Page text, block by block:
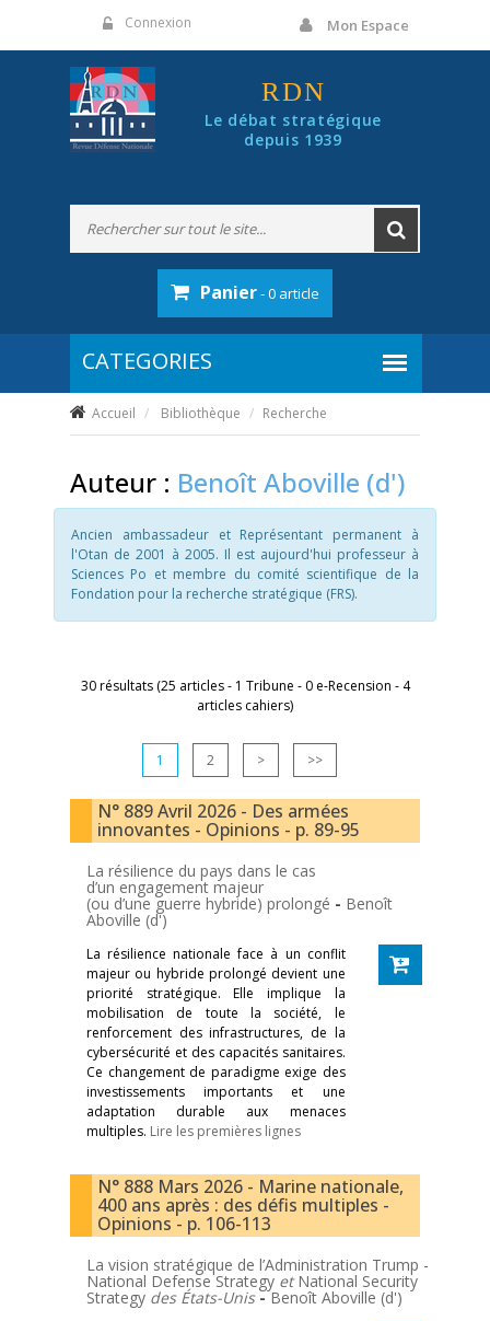
Connexion Mon Espace
RDN
Le débat stratégique
depuis 1939
Panier- 0 article
Accueil Bibliothèque Recherche
Auteur : Benoît Aboville (d')
Ancien ambassadeur et Représentant permanent à
l'Otan de 2001 à 2005. Il est aujourd'hui professeur à
Sciences Po et membre du comité scientifique de la
Fondation pour la recherche stratégique (FRS).
30 résultats (25 articles - 1 Tribune - 0 e-Recension - 4
articles cahiers)
1 2 > >>
N° 889 Avril 2026 - Des armées
innovantes - Opinions - p. 89-95
La résilience du pays dans le cas
d’un engagement majeur
(ou d’une guerre hybride) prolongé - Benoît
Aboville (d')
La résilience nationale face à un conflit
majeur ou hybride prolongé devient une
priorité stratégique. Elle implique la
mobilisation de toute la société, le
renforcement des infrastructures, de la
cybersécurité et des capacités sanitaires.
Ce changement de paradigme exige des
investissements importants et une
adaptation durable aux menaces
multiples. Lire les premières lignes
N° 888 Mars 2026 - Marine nationale,
400 ans après : des défis multiples -
Opinions - p. 106-113
La vision stratégique de l’Administration Trump -
National Defense Strategy etNational Security
Strategy des États-Unis -Benoît Aboville (d')